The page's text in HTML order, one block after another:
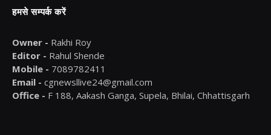
हमसे सम्पर्क करें
Owner - Rakhi Roy
Editor - Rahul Shende
Mobile - 7089782411
Email - cgnewsllive24@gmail.com
Office - F 188, Aakash Ganga, Supela, Bhilai, Chhattisgarh